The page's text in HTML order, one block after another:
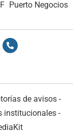
Puerto Negocios
de avisos -
institucionales -